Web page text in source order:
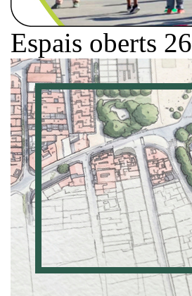
Espais oberts 26